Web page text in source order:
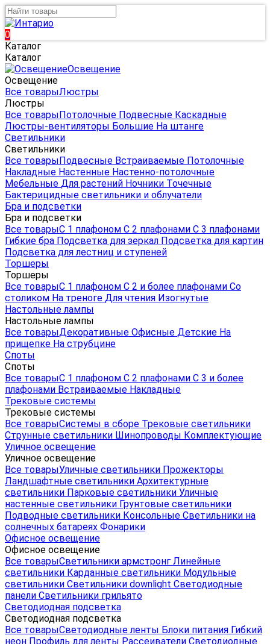
0
Каталог
Каталог
Освещение
Освещение
Все товарыЛюстры
Люстры
Все товарыПотолочные Подвесные Каскадные
Люстры-вентиляторы Большие На штанге
Светильники
Светильники
Все товарыПодвесные Встраиваемые Потолочные
Накладные Настенные Настенно-потолочные
Мебельные Для растений Ночники Точечные
Бактерицидные светильники и облучатели
Бра и подсветки
Бра и подсветки
Все товарыС 1 плафоном С 2 плафонами С 3 плафонами
Гибкие бра Подсветка для зеркал Подсветка для картин
Подсветка для лестниц и ступеней
Торшеры
Торшеры
Все товарыС 1 плафоном С 2 и более плафонами Со
столиком На треноге Для чтения Изогнутые
Настольные лампы
Настольные лампы
Все товарыДекоративные Офисные Детские На
прищепке На струбцине
Споты
Споты
Все товарыС 1 плафоном С 2 плафонами С 3 и более
плафонами Встраиваемые Накладные
Трековые системы
Трековые системы
Все товарыСистемы в сборе Трековые светильники
Струнные светильники Шинопроводы Комплектующие
Уличное освещение
Уличное освещение
Все товарыУличные светильники Прожекторы
Ландшафтные светильники Архитектурные
светильники Парковые светильники Уличные
настенные светильники Грунтовые светильники
Подводные светильники Консольные Светильники на
солнечных батареях Фонарики
Офисное освещение
Офисное освещение
Все товарыСветильники армстронг Линейные
светильники Карданные светильники Модульные
светильники Светильники downlight Светодиодные
панели Светильники грильято
Светодиодная подсветка
Светодиодная подсветка
Все товарыСветодиодные ленты Блоки питания Гибкий
неон Профиль для ленты Рассеиватели Светодиодные